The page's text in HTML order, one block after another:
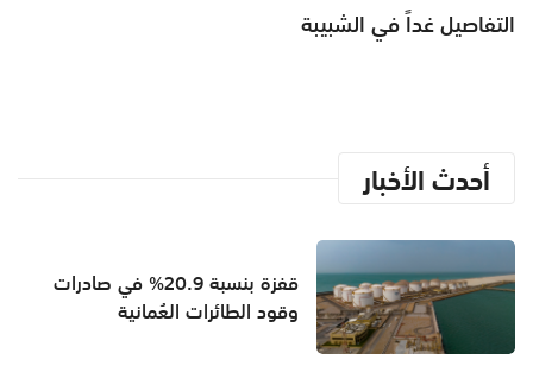
التفاصيل غداً في الشبيبة
أحدث الأخبار
قفزة بنسبة 20.9% في صادرات
وقود الطائرات العُمانية